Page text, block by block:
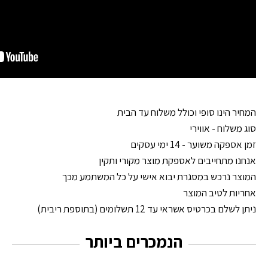
המחיר הינו סופי וכולל משלוח עד הבית
סוג משלוח - אווירי
זמן אספקה משוער - 14 ימי עסקים
אנחנו מתחייבים לאספקת מוצר מקורי ותקין
המוצר נרכש במסגרת יבוא אישי על כל המשתמע מכך
אחריות לטיב המוצר
ניתן לשלם בכרטיס אשראי עד 12 תשלומים (בתוספת ריבית)
הנמכרים ביותר